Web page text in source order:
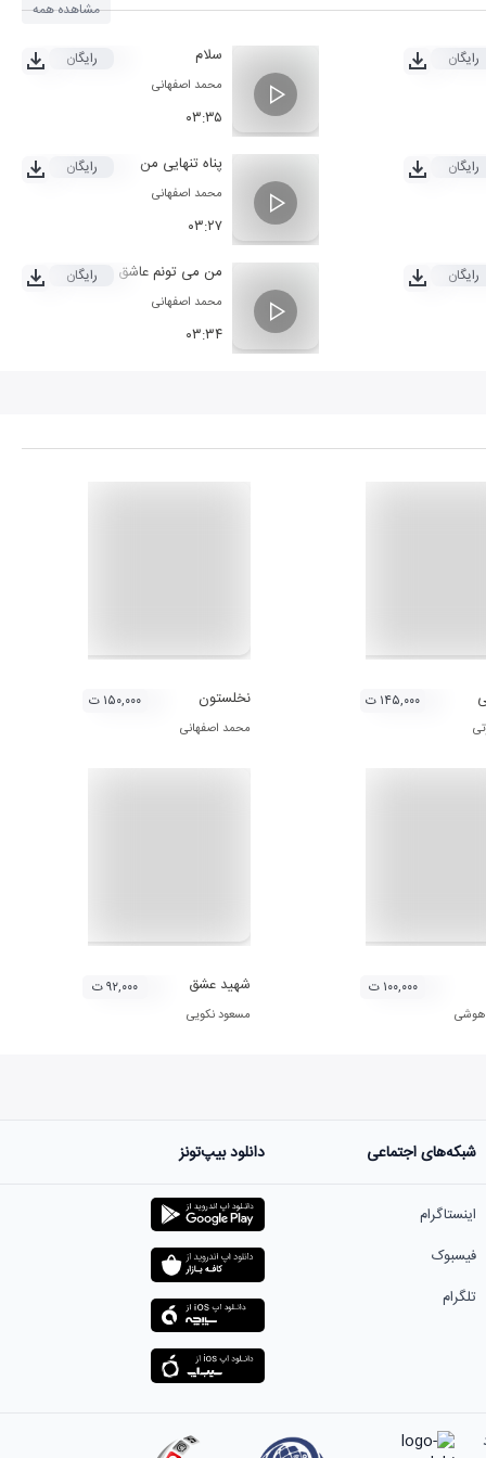
مشاهده همه
رایگان سلام
محمد اصفهانی
۰۳:۳۵
رایگان
رایگان پناه تنهایی من
محمد اصفهانی
۰۳:۲۷
رایگان
رایگان من می تونم عاشق شم
محمد اصفهانی
۰۳:۳۴
رایگان
۱۴۵,۰۰۰ ت نخلستون
محمد اصفهانی
۱۵۰,۰۰۰ ت
هوشی
۱۰۰,۰۰۰ ت شهید عشق
مسعود نکویی
۹۲,۰۰۰ ت
شبکه‌های اجتماعی
اینستاگرام
فیسبوک
تلگرام
دانلود بیپ‌تونز